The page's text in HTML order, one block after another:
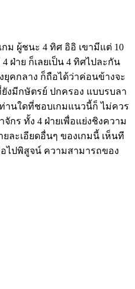
กม ผู้ชนะ 4 ทิศ อิอิ เขามีแต่ 10
ฝ่าย ก็เลยเป็น 4 ทิศไปละกัน
คกลาง ก็ถือได้ว่าค่อนข้างจะ
งมีกษัตรย์ ปกครอง แบบรบลา
านใดที่ชอบเกมแนวนี้ก็ ไม่ควร
กร ทั้ง 4 ฝ่ายเพื่อแย่งชิงความ
ยละเอียดอื่นๆ ของเกมนี้ เห็นที
ไปพิสูจน์ ความสามารถของ